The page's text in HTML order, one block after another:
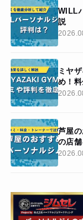
WILL
説
ミヤ
め！
芦屋
の店